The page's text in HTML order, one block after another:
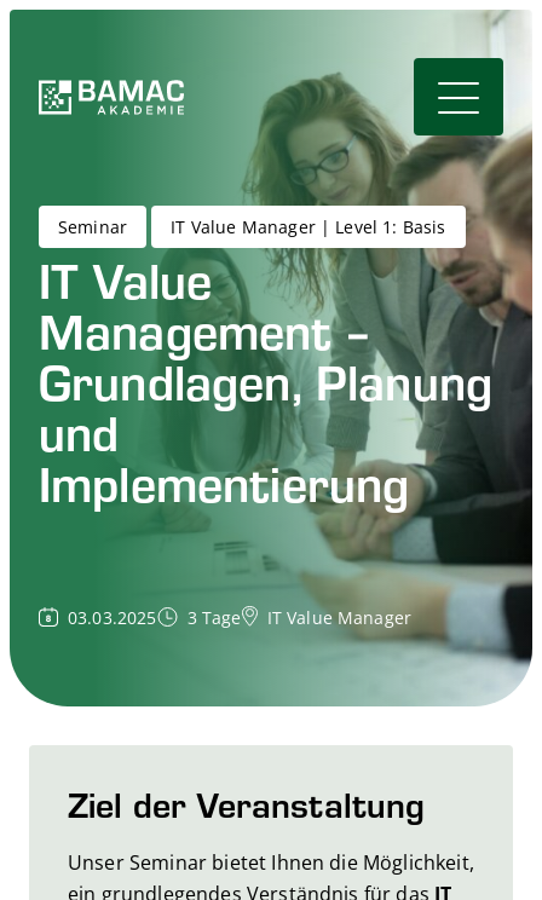
Seminar IT Value Manager | Level 1: Basis
IT Value
Management –
Grundlagen, Planung
und
Implementierung
03.03.2025 3 Tage IT Value Manager
Ziel der Veranstaltung
Unser Seminar bietet Ihnen die Möglichkeit,
ein grundlegendes Verständnis für das IT